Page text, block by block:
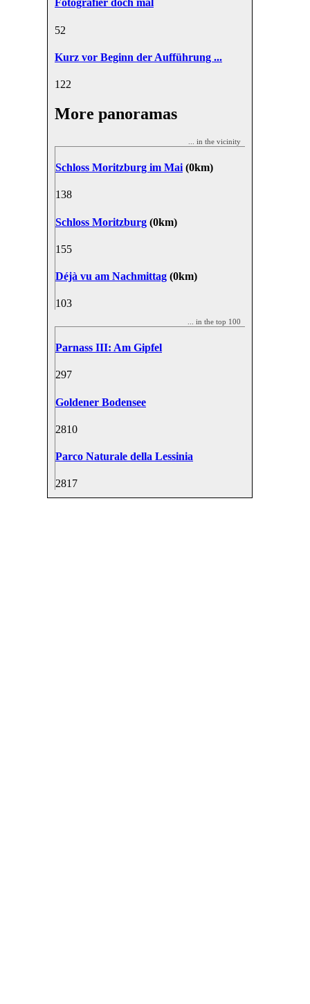
Fotografier doch mal
52
Kurz vor Beginn der Aufführung ...
122
More panoramas
... in the vicinity
Schloss Moritzburg im Mai (0km)
138
Schloss Moritzburg (0km)
155
Déjà vu am Nachmittag (0km)
103
... in the top 100
Parnass III: Am Gipfel
297
Goldener Bodensee
2810
Parco Naturale della Lessinia
2817